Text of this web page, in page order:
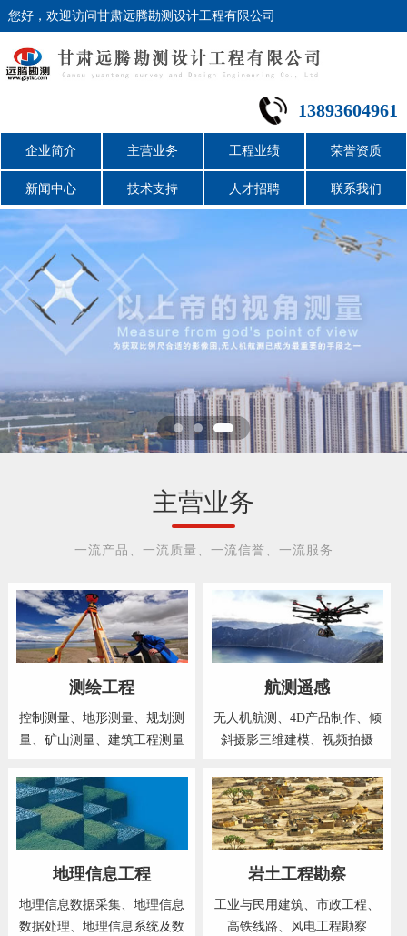
您好，欢迎访问甘肃远腾勘测设计工程有限公司
13893604961
企业简介 主营业务 工程业绩 荣誉资质
新闻中心 技术支持 人才招聘 联系我们
主营业务
一流产品、一流质量、一流信誉、一流服务
测绘工程
控制测量、地形测量、规划测
量、矿山测量、建筑工程测量
航测遥感
无人机航测、4D产品制作、倾
斜摄影三维建模、视频拍摄
地理信息工程
地理信息数据采集、地理信息
数据处理、地理信息系统及数
岩土工程勘察
工业与民用建筑、市政工程、
高铁线路、风电工程勘察